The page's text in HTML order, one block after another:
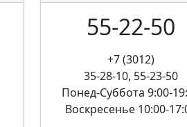
55-22-50
+7 (3012)
35-28-10, 55-23-50
Понед-Суббота 9:00-
Воскресенье 10:00-